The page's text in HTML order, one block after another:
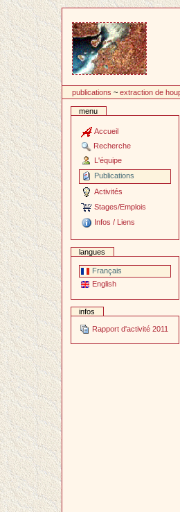
contenu
publications ~extraction de
menu
Accueil
Recherche
L'équipe
Publications
Activités
Stages/Emplois
Infos / Liens
langues
Français
English
infos
Rapport d'activité 2011